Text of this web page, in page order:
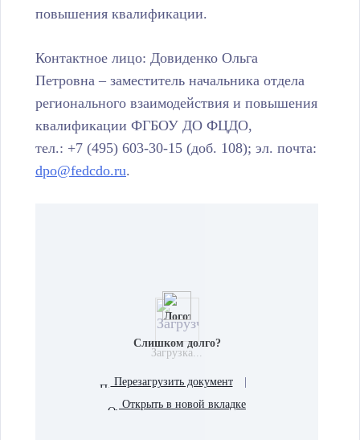
повышения квалификации.
Контактное лицо: Довиденко Ольга
Петровна – заместитель начальника отдела
регионального взаимодействия и повышения
квалификации ФГБОУ ДО ФЦДО,
тел.: +7 (495) 603-30-15 (доб. 108); эл. почта:
dpo@fedcdo.ru.
Загрузка...
Слишком долго?
Перезагрузить документ
Открыть в новой вкладке